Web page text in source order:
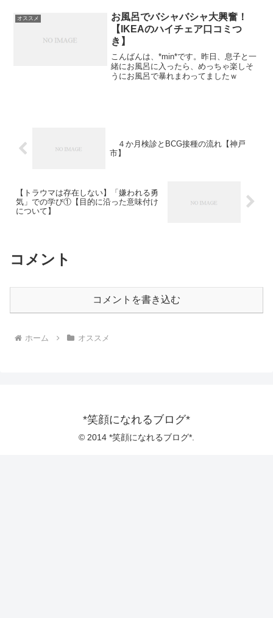
オススメ
お風呂でバシャバシャ大興奮！
【IKEAのハイチェア口コミつ
き】
こんばんは、*min*です。昨日、息子と一
緒にお風呂に入ったら、めっちゃ楽しそ
うにお風呂で暴れまわってましたｗ
４か月検診とBCG接種の流れ【神戸
市】
【トラウマは存在しない】「嫌われる勇
気」での学び①【目的に沿った意味付け
について】
コメント
コメントを書き込む
ホーム オススメ
*笑顔になれるブログ*
© 2014 *笑顔になれるブログ*.